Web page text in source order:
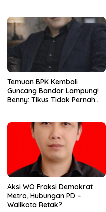
Temuan BPK Kembali
Guncang Bandar Lampung!
Benny: Tikus Tidak Pernah
Aksi WO Fraksi Demokrat
Metro, Hubungan PD –
Walikota Retak?